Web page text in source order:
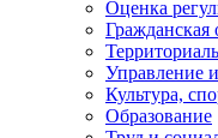
Оценка
Гражданская
Управление
Культура,
Образование